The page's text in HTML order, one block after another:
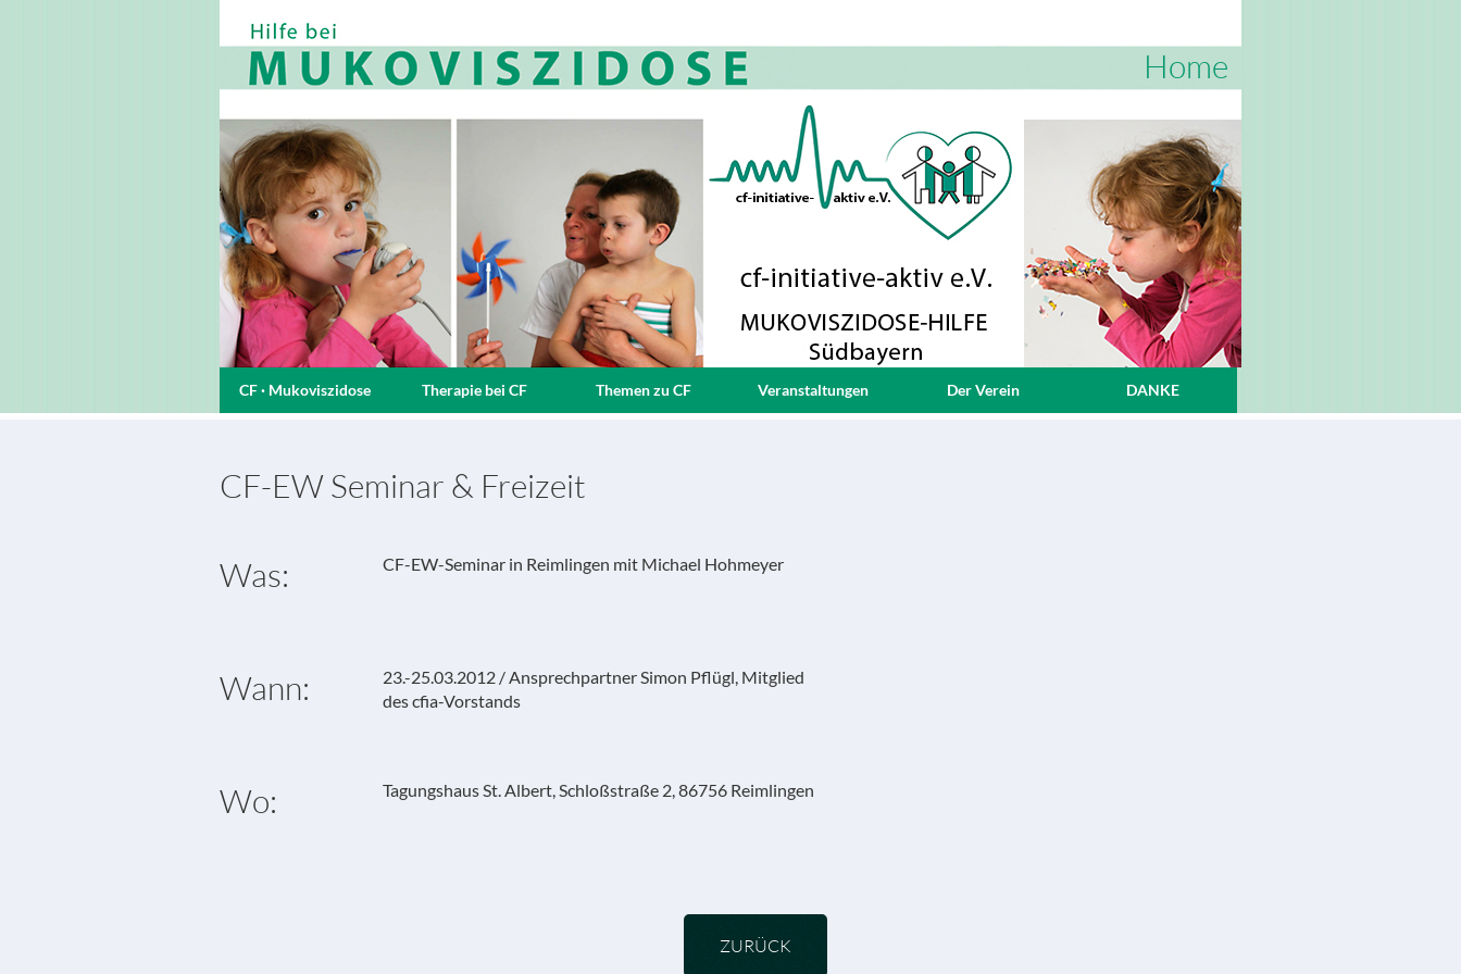
Home
CF · Mukoviszidose Therapie bei CF Themen zu CF Veranstaltungen Der Verein DANKE
CF-EW Seminar & Freizeit
Was: CF-EW-Seminar in Reimlingen mit Michael Hohmeyer
Wann:
23.-25.03.2012 / Ansprechpartner Simon Pflügl, Mitglied
des cfia-Vorstands
Wo: Tagungshaus St. Albert, Schloßstraße 2, 86756 Reimlingen
ZURÜCK